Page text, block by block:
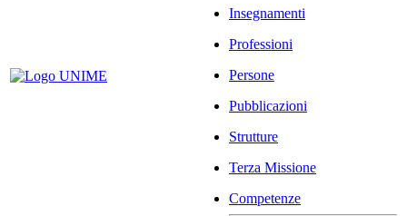
Insegnamenti
Professioni
Persone
Pubblicazioni
Strutture
Terza Missione
Competenze